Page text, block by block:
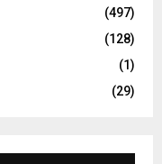
(497)
(128)
(1)
(29)